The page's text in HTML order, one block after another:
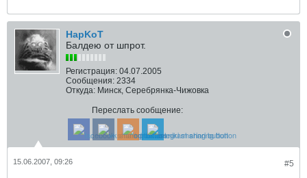
HapKoT
Балдею от шпрот.
Регистрация: 04.07.2005
Сообщения: 2334
Откуда: Минск, Серебрянка-Чижовка
Переслать сообщение:
#5
15.06.2007, 09:26